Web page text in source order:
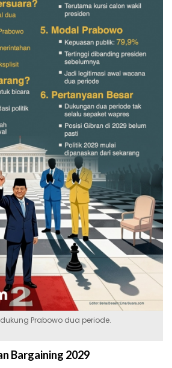
Prabowo dua periode.
Bargaining 2029